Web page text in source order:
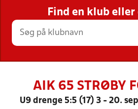
STILLINGER,
HOLD
Find en klub eller
AIK 65 STRØBY
U9 drenge 5:5 (17) 3 - 20.